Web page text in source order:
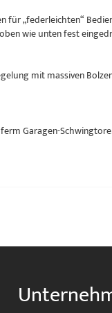
„federleichten“
wie unten fest
mit massiven
Garagen-